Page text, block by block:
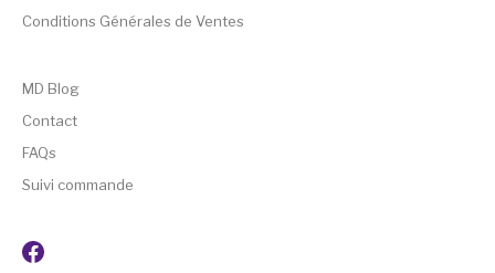
Conditions Générales de Ventes
MD Blog
Contact
FAQs
Suivi commande